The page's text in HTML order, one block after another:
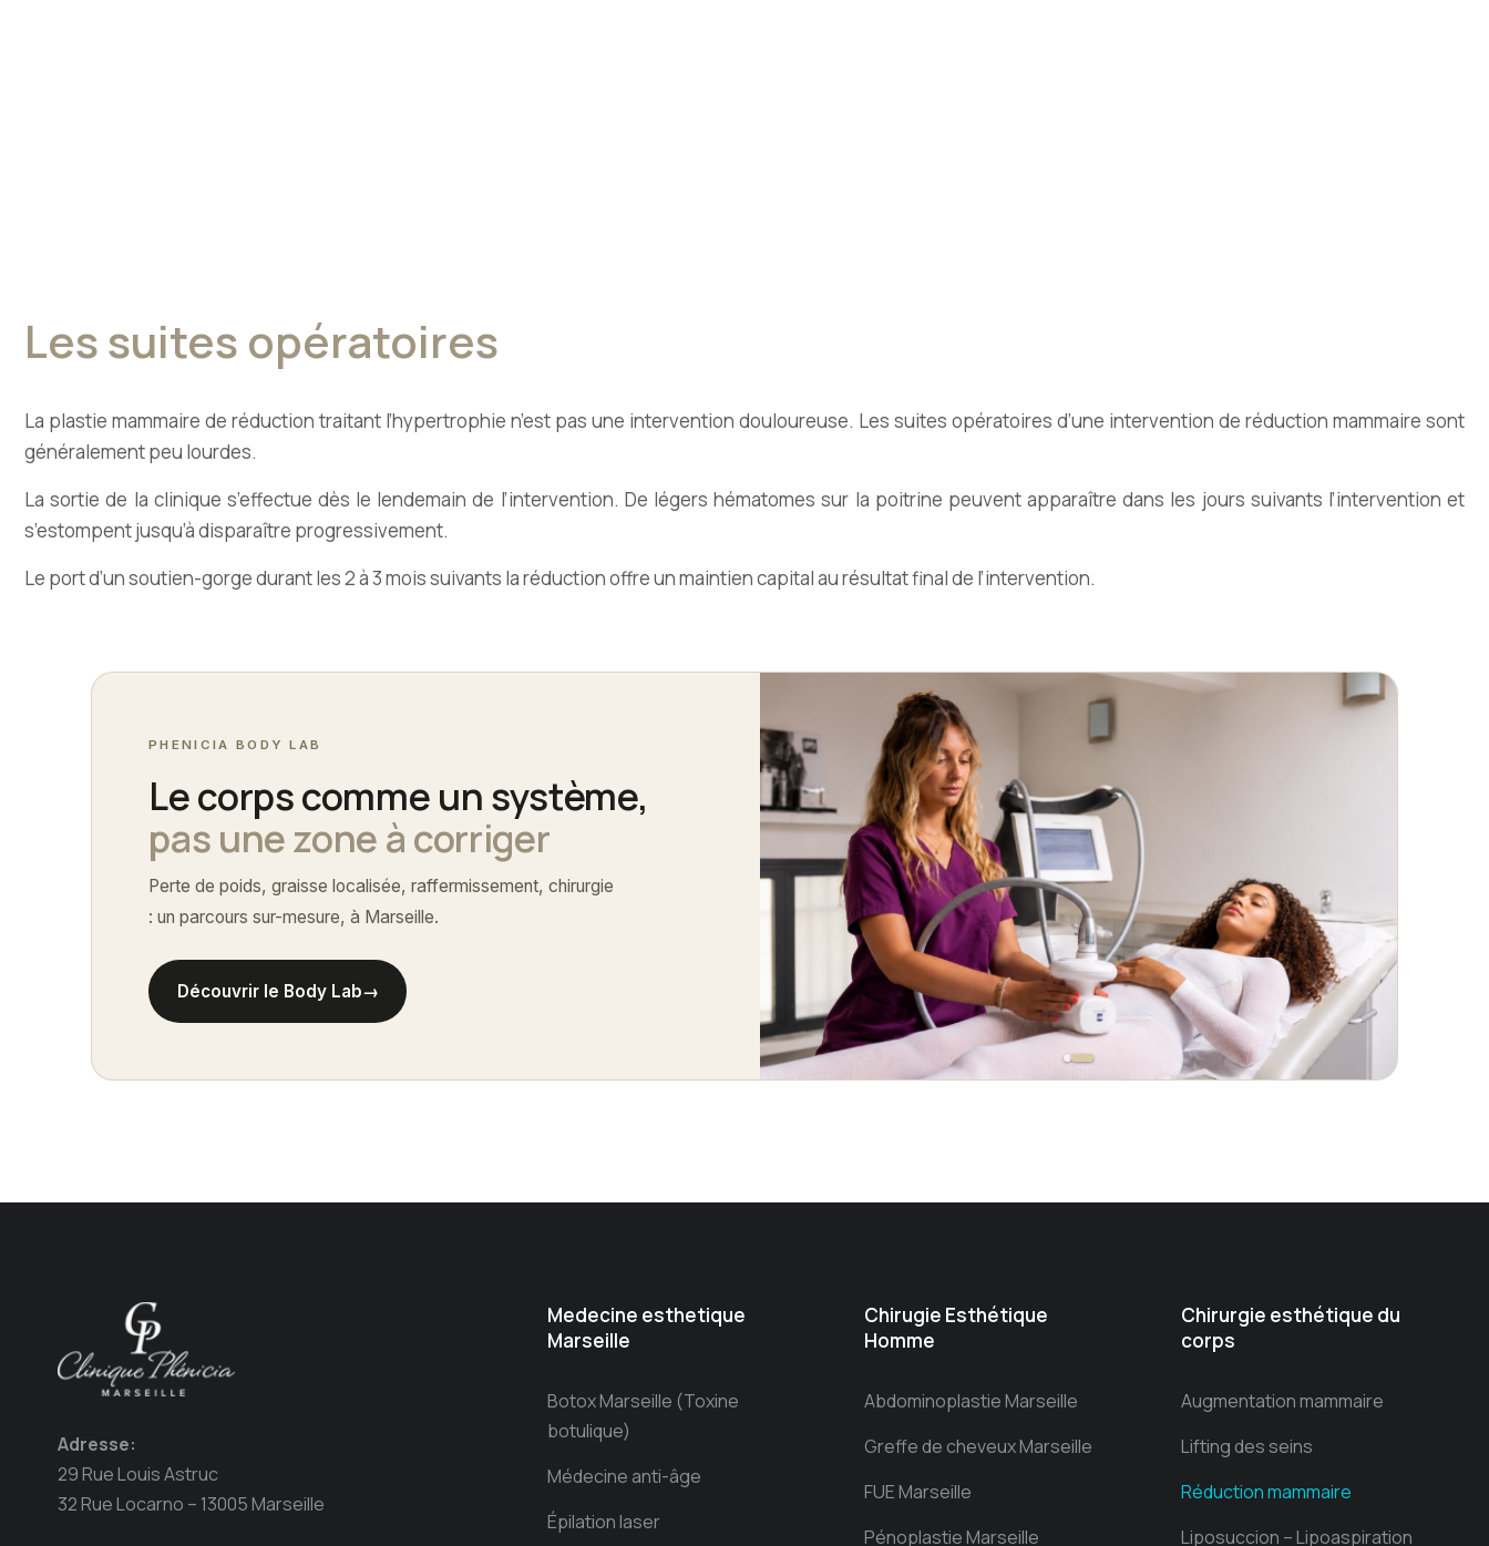
Les suites opératoires
La plastie mammaire de réduction traitant l’hypertrophie n’est pas une intervention douloureuse. Les suites opératoires d’une intervention de réduction mammaire sont
généralement peu lourdes.
La sortie de la clinique s’effectue dès le lendemain de l’intervention. De légers hématomes sur la poitrine peuvent apparaître dans les jours suivants l’intervention et
s’estompent jusqu’à disparaître progressivement.
Le port d’un soutien-gorge durant les 2 à 3 mois suivants la réduction offre un maintien capital au résultat final de l’intervention.
PHENICIA BODY LAB
Le corps comme un système,
pas une zone à corriger
Perte de poids, graisse localisée, raffermissement, chirurgie
: un parcours sur-mesure, à Marseille.
Découvrir le Body Lab→
Adresse:
29 Rue Louis Astruc
32 Rue Locarno – 13005 Marseille
Medecine esthetique
Marseille
Botox Marseille (Toxine
botulique)
Médecine anti-âge
Épilation laser
Chirugie Esthétique
Homme
Abdominoplastie Marseille
Greffe de cheveux Marseille
FUE Marseille
Pénoplastie Marseille
Chirurgie esthétique du
corps
Augmentation mammaire
Lifting des seins
Réduction mammaire
Liposuccion – Lipoaspiration